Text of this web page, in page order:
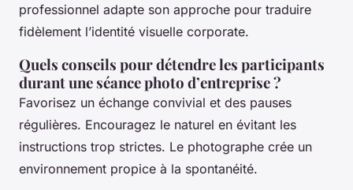
professionnel adapte son approche pour traduire
fidèlement l’identité visuelle corporate.
Quels conseils pour détendre les participants
durant une séance photo d’entreprise ?
Favorisez un échange convivial et des pauses
régulières. Encouragez le naturel en évitant les
instructions trop strictes. Le photographe crée un
environnement propice à la spontanéité.